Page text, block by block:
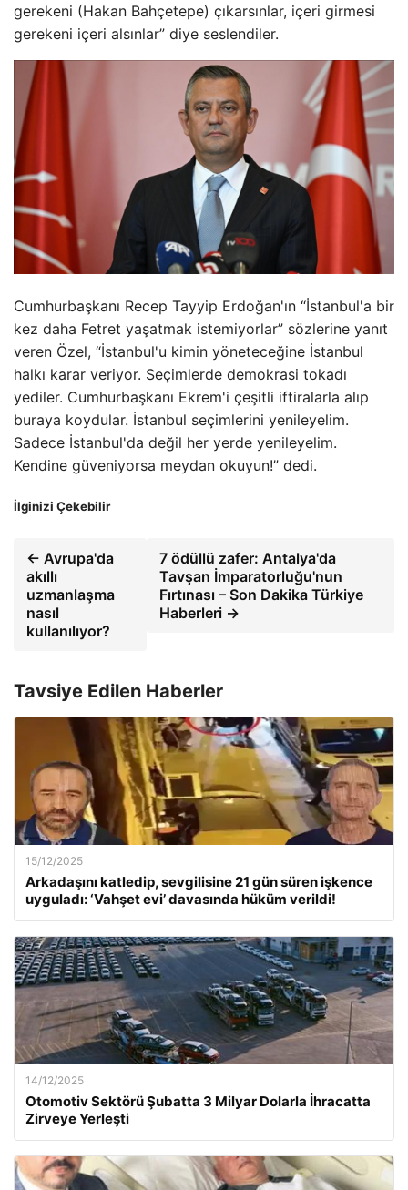
gerekeni (Hakan Bahçetepe) çıkarsınlar, içeri girmesi
gerekeni içeri alsınlar” diye seslendiler.
Cumhurbaşkanı Recep Tayyip Erdoğan'ın “İstanbul'a bir
kez daha Fetret yaşatmak istemiyorlar” sözlerine yanıt
veren Özel, “İstanbul'u kimin yöneteceğine İstanbul
halkı karar veriyor. Seçimlerde demokrasi tokadı
yediler. Cumhurbaşkanı Ekrem'i çeşitli iftiralarla alıp
buraya koydular. İstanbul seçimlerini yenileyelim.
Sadece İstanbul'da değil her yerde yenileyelim.
Kendine güveniyorsa meydan okuyun!” dedi.
İlginizi Çekebilir
← Avrupa'da
akıllı
uzmanlaşma
nasıl
kullanılıyor?
7 ödüllü zafer: Antalya'da
Tavşan İmparatorluğu'nun
Fırtınası – Son Dakika Türkiye
Haberleri →
Tavsiye Edilen Haberler
15/12/2025
Arkadaşını katledip, sevgilisine 21 gün süren işkence
uyguladı: ‘Vahşet evi’ davasında hüküm verildi!
14/12/2025
Otomotiv Sektörü Şubatta 3 Milyar Dolarla İhracatta
Zirveye Yerleşti